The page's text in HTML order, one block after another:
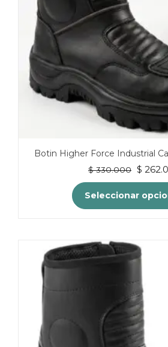
Botin Higher Force Industrial
$330.000 El
precio
era:
$
Seleccionar
tiene
múltiples
Las
opciones
se
pueden
elegir
en